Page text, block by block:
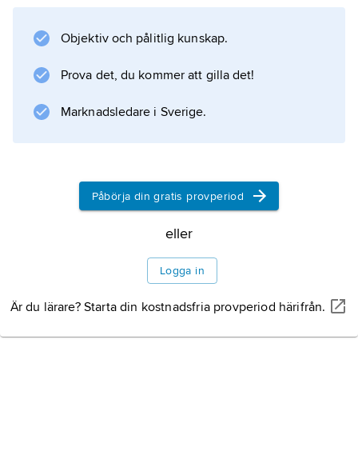
började han 1903 regissera vid Deutsches
Theater i Berlin, vars chef och ägare han
sedan var från 1906 till 1933, då han tvangs i
exil och valde att under allt längre perioder
Information om artikeln
Objektiv och pålitlig kunskap.
Prova det, du kommer att gilla det!
Marknadsledare i Sverige.
Påbörja din gratis provperiod
eller
Logga in
Är du lärare? Starta din kostnadsfria provperiod härifrån.